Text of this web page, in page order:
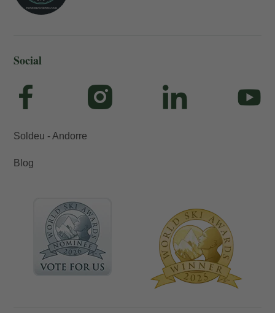
Social
Soldeu - Andorre
Blog